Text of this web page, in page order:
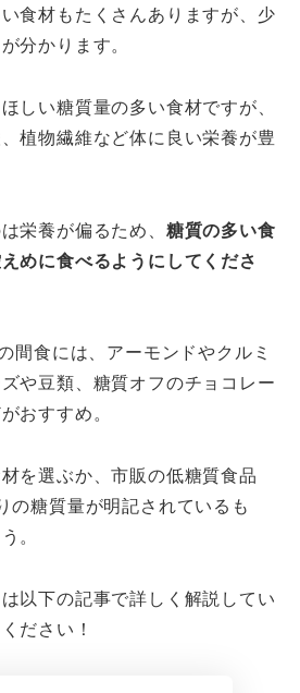
食材もたくさんありますが、少
分かります。
しい糖質量の多い食材ですが、
植物繊維など体に良い栄養が豊
栄養が偏るため、 糖質の多い食
めに食べるようにしてくださ
間食には、アーモンドやクルミ
や豆類、糖質オフのチョコレー
おすすめ。
を選ぶか、市販の低糖質食品
の糖質量が明記されているも
。
以下の記事で詳しく解説してい
ださい！